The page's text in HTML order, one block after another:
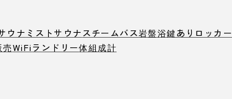
ウナ ミストサウナ スチームバス岩盤浴鍵ありロッカー
WiFi ランドリー体組成計